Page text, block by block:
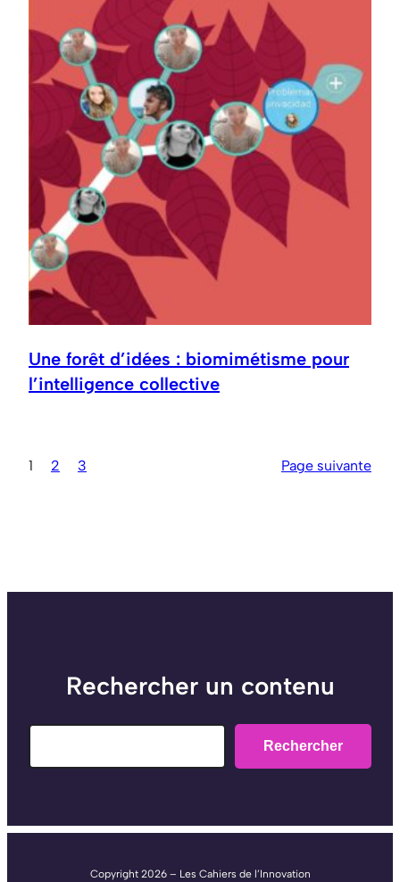
Une forêt d’idées : biomimétisme pour
l’intelligence collective
1 2 3 Page suivante
Rechercher un contenu
Rechercher
Copyright 2026 – Les Cahiers de l’Innovation